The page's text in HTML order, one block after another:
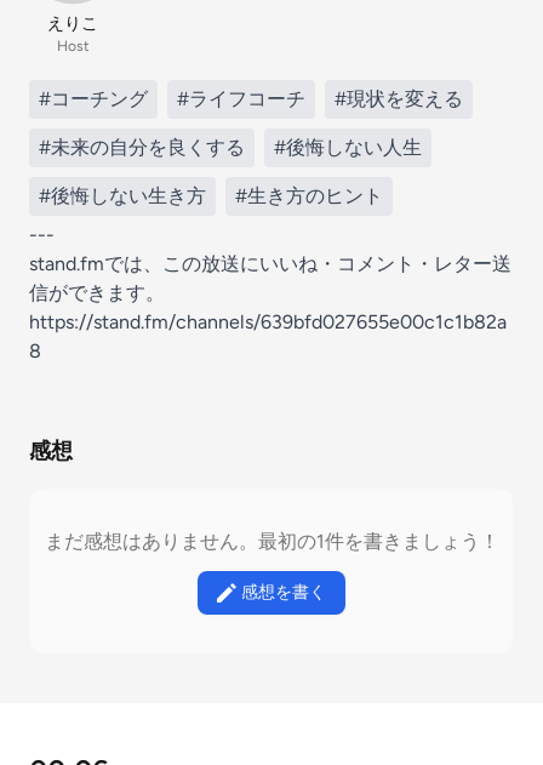
えりこ
Host
#コーチング #ライフコーチ #現状を変える
#未来の自分を良くする #後悔しない人生
#後悔しない生き方
#生き方のヒント
---
stand.fmでは、この放送にいいね・コメント・レター送
信ができます。
https://stand.fm/channels/639bfd027655e00c1c1b82a
8
感想
まだ感想はありません。最初の1件を書きましょう！
感想を書く